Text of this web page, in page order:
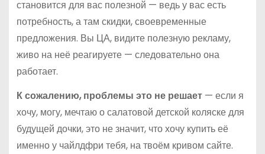
становится для вас полезной — ведь у вас есть
потребность, а там скидки, своевременные
предложения. Вы ЦА, видите полезную рекламу,
живо на неё реагируете — следовательно она
работает.
К сожалению, проблемы это не решает— если я
хочу, могу, мечтаю о салатовой детской коляске для
будущей дочки, это не значит, что хочу купить её
именно у чайлдфри тебя, на твоём кривом сайте.